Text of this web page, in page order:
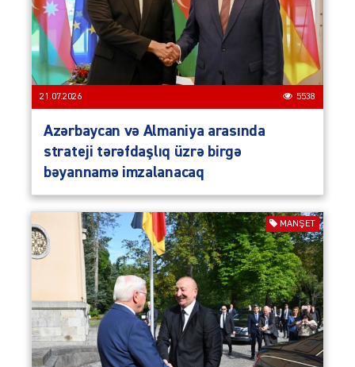
21.07.2026 5538
Azərbaycan və Almaniya arasında
strateji tərəfdaşlıq üzrə birgə
bəyannamə imzalanacaq
MANŞET